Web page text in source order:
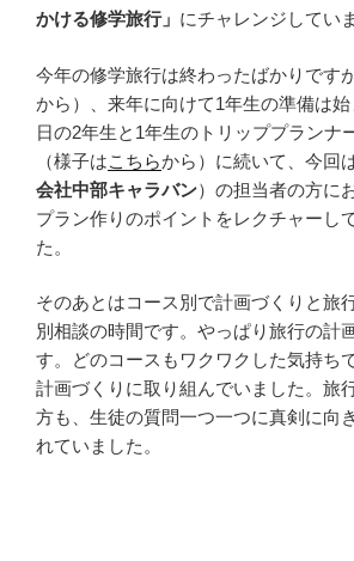
かける修学旅行」 にチャレンジしてい
今年の修学旅行は終わったばかりです
から）、来年に向けて1年生の準備は
日の2年生と1年生のトリッププランナ
（様子はこちらから）に続いて、今回
会社中部キャラバン）の担当者の方に
プラン作りのポイントをレクチャーし
た。
そのあとはコース別で計画づくりと旅
別相談の時間です。やっぱり旅行の計
す。どのコースもワクワクした気持ち
計画づくりに取り組んでいました。旅
方も、生徒の質問一つ一つに真剣に向
れていました。